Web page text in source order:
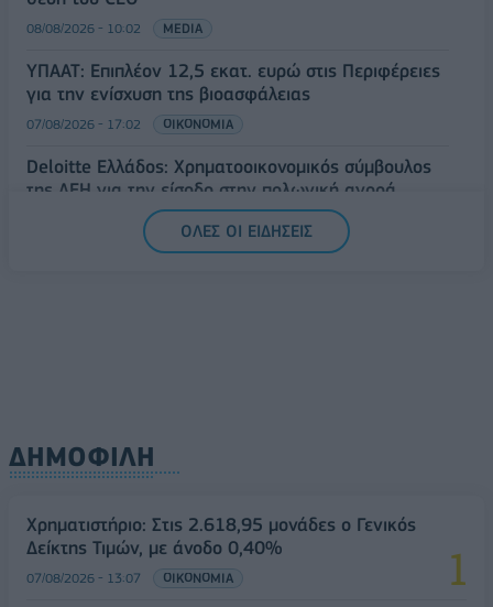
08/08/2026 - 10:02 MEDIA
ΥΠΑΑΤ: Επιπλέον 12,5 εκατ. ευρώ στις Περιφέρειες
για την ενίσχυση της βιοασφάλειας
07/08/2026 - 17:02 ΟΙΚΟΝΟΜΙΑ
Deloitte Ελλάδος: Χρηματοοικονομικός σύμβουλος
της ΔΕΗ για την είσοδο στην πολωνική αγορά
ΟΛΕΣ ΟΙ ΕΙΔΗΣΕΙΣ
ΔΗΜΟΦΙΛΗ
Χρηματιστήριο: Στις 2.618,95 μονάδες ο Γενικός
Δείκτης Τιμών, με άνοδο 0,40%
07/08/2026 - 13:07 ΟΙΚΟΝΟΜΙΑ